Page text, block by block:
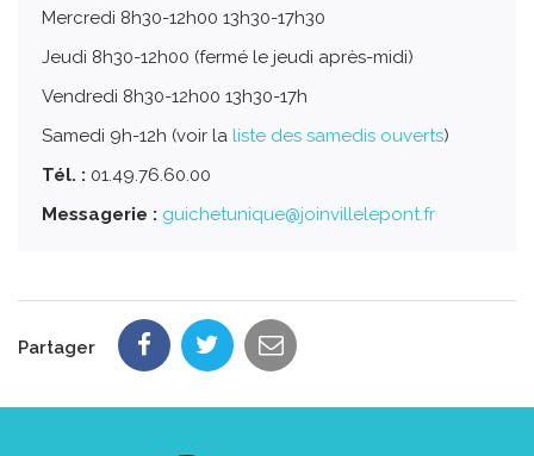
Mercredi 8h30-12h00 13h30-17h30
Jeudi 8h30-12h00 (fermé le jeudi après-midi)
Vendredi 8h30-12h00 13h30-17h
Samedi 9h-12h (voir la liste des samedis ouverts)
Tél. : 01.49.76.60.00
Messagerie : guichetunique@joinvillelepont.fr
Partager